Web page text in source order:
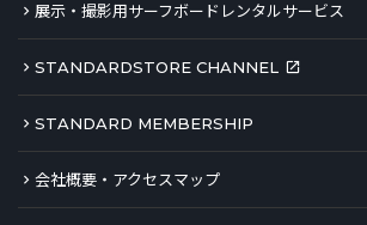
展示・撮影用サーフボードレンタルサービス
STANDARDSTORE CHANNEL
STANDARD MEMBERSHIP
会社概要・アクセスマップ